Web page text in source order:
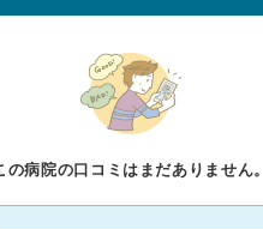
の病院の口コミはまだありません。